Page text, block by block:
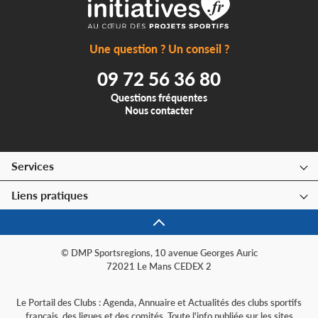
Une question ? Un conseil ?
09 72 56 36 80
Questions fréquentes
Nous contacter
Services
Liens pratiques
© DMP Sportsregions, 10 avenue Georges Auric
72021 Le Mans CEDEX 2
Le Portail des Clubs : Agenda, Annuaire et Actualités des clubs sportifs